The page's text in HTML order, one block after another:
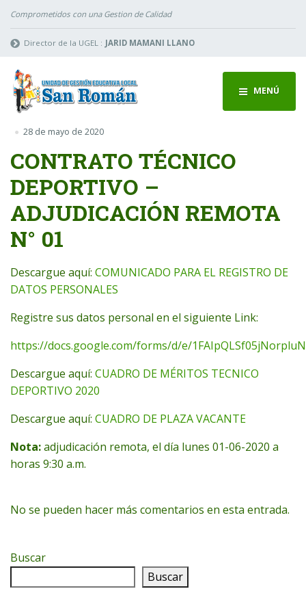
Comprometidos con una Gestion de Calidad
Director de la UGEL : JARID MAMANI LLANO
MENÚ
28 de mayo de 2020
CONTRATO TÉCNICO
DEPORTIVO –
ADJUDICACIÓN REMOTA
N° 01
Descargue aquí: COMUNICADO PARA EL REGISTRO DE
DATOS PERSONALES
Registre sus datos personal en el siguiente Link:
https://docs.google.com/forms/d/e/
Descargue aquí: CUADRO DE MÉRITOS TECNICO
DEPORTIVO 2020
Descargue aquí: CUADRO DE PLAZA VACANTE
Nota:adjudicación remota, el día lunes 01-06-2020 a
horas 9:30 a.m.
No se pueden hacer más comentarios en esta entrada.
Buscar
Buscar